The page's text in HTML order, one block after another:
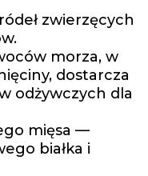
zwierzęcych
morza, w
dostarcza
odżywczych dla
mięsa —
białka i